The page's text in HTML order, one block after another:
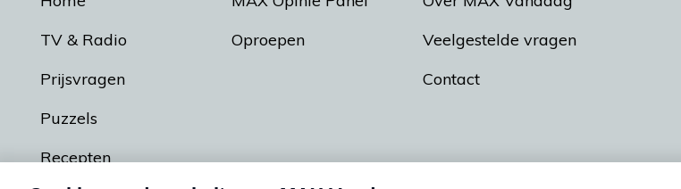
TV & Radio
Prijsvragen
Puzzels
Recepten
Oproepen
Veelgestelde vragen
Contact